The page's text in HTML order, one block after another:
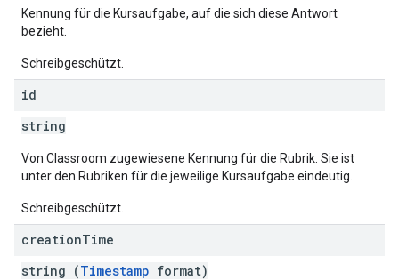
Kennung für die Kursaufgabe, auf die sich diese Antwort
bezieht.
Schreibgeschützt.
id
string
Von Classroom zugewiesene Kennung für die Rubrik. Sie ist
unter den Rubriken für die jeweilige Kursaufgabe eindeutig.
Schreibgeschützt.
creationTime
string (Timestamp format)